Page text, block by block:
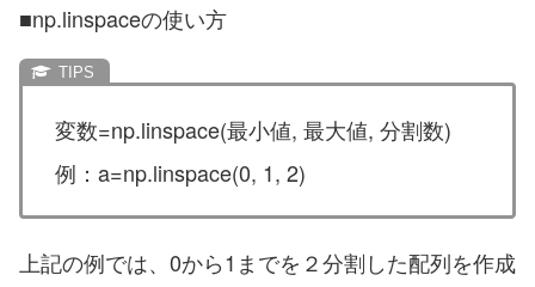
■np.linspaceの使い方
変数=np.linspace(最小値, 最大値, 分割数)
例：a=np.linspace(0, 1, 2)
上記の例では、0から1までを２分割した配列を作成